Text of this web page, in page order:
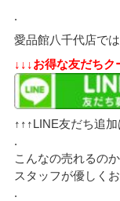
.
愛品館八千代店で
↓↓↓お得な友だちク
↑↑↑LINE友だち追
.
こんなの売れるの
スタッフが優しく
.